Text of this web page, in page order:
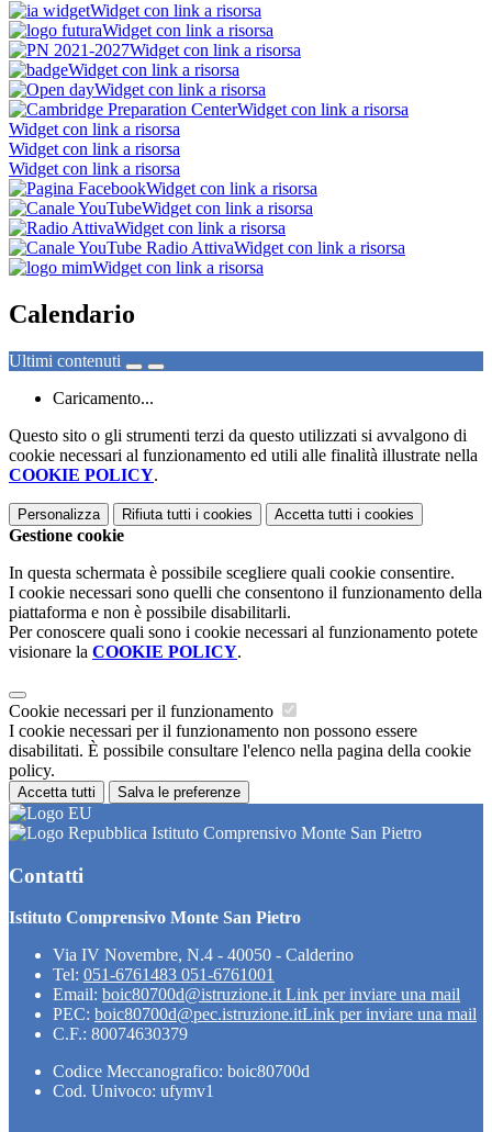
Widget con link a risorsa
Widget con link a risorsa
Widget con link a risorsa
Widget con link a risorsa
Widget con link a risorsa
Widget con link a risorsa
Widget con link a risorsa
Widget con link a risorsa
Widget con link a risorsa
Widget con link a risorsa
Widget con link a risorsa
Widget con link a risorsa
Widget con link a risorsa
Widget con link a risorsa
Calendario
Ultimi contenuti
Caricamento...
Questo sito o gli strumenti terzi da questo utilizzati si avvalgono di
cookie necessari al funzionamento ed utili alle finalità illustrate nella
COOKIE POLICY.
Personalizza Rifiuta tutti i cookies Accetta tutti i cookies
Gestione cookie
In questa schermata è possibile scegliere quali cookie consentire.
I cookie necessari sono quelli che consentono il funzionamento della
piattaforma e non è possibile disabilitarli.
Per conoscere quali sono i cookie necessari al funzionamento potete
visionare la COOKIE POLICY.
Cookie necessari per il funzionamento
I cookie necessari per il funzionamento non possono essere
disabilitati. È possibile consultare l'elenco nella pagina della cookie
policy.
Accetta tutti Salva le preferenze
Istituto Comprensivo Monte San Pietro
Contatti
Istituto Comprensivo Monte San Pietro
Via IV Novembre, N.4 - 40050 - Calderino
Tel: 051-6761483 051-6761001
Email: boic80700d@istruzione.itLink per inviare una mail
PEC: boic80700d@pec.istruzione.itLink per inviare una mail
C.F.: 80074630379
Codice Meccanografico: boic80700d
Cod. Univoco: ufymv1